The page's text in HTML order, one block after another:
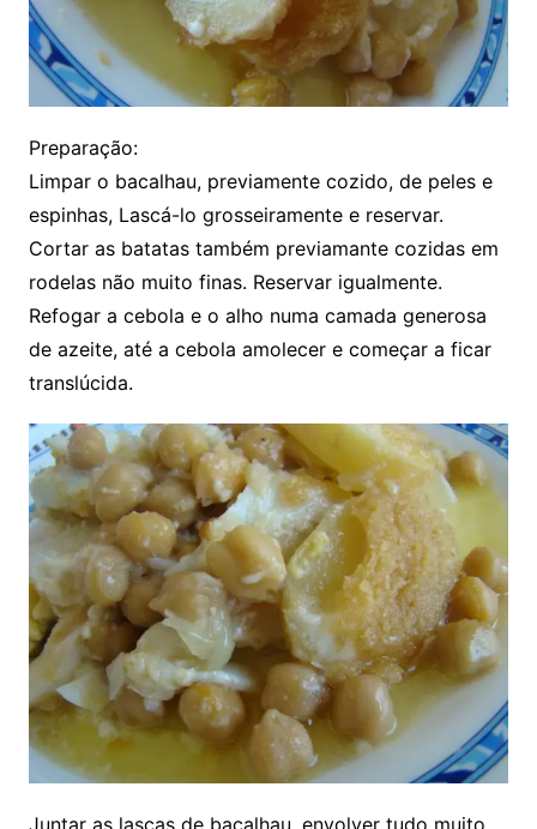
Preparação:
Limpar o bacalhau, previamente cozido, de peles e
espinhas, Lascá-lo grosseiramente e reservar.
Cortar as batatas também previamante cozidas em
rodelas não muito finas. Reservar igualmente.
Refogar a cebola e o alho numa camada generosa
de azeite, até a cebola amolecer e começar a ficar
translúcida.
Juntar as lascas de bacalhau, envolver tudo muito